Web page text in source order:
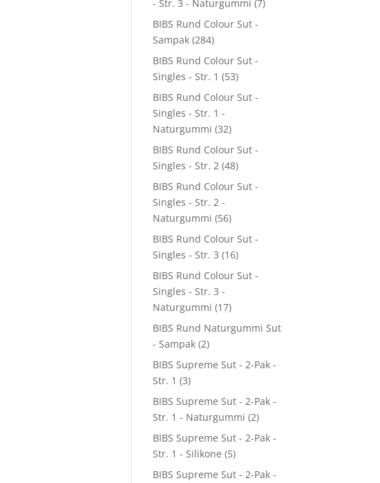
- Str. 3 - Naturgummi (7)
BIBS Rund Colour Sut -
Sampak (284)
BIBS Rund Colour Sut -
Singles - Str. 1 (53)
BIBS Rund Colour Sut -
Singles - Str. 1 -
Naturgummi (32)
BIBS Rund Colour Sut -
Singles - Str. 2 (48)
BIBS Rund Colour Sut -
Singles - Str. 2 -
Naturgummi (56)
BIBS Rund Colour Sut -
Singles - Str. 3 (16)
BIBS Rund Colour Sut -
Singles - Str. 3 -
Naturgummi (17)
BIBS Rund Naturgummi Sut
- Sampak (2)
BIBS Supreme Sut - 2-Pak -
Str. 1 (3)
BIBS Supreme Sut - 2-Pak -
Str. 1 - Naturgummi (2)
BIBS Supreme Sut - 2-Pak -
Str. 1 - Silikone (5)
BIBS Supreme Sut - 2-Pak -